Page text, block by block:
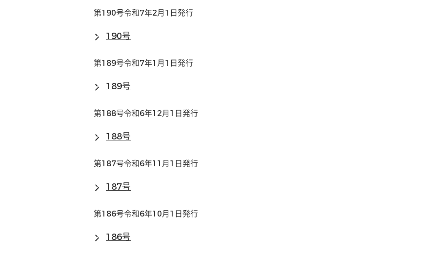
第190号令和7年2月1日発行
190号
第189号令和7年1月1日発行
189号
第188号令和6年12月1日発行
188号
第187号令和6年11月1日発行
187号
第186号令和6年10月1日発行
186号